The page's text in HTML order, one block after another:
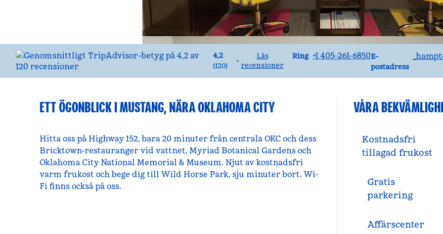
4,2
(120)
•
Läs
recensioner
Ring
Ring +1 405-261-6850E-
postadress
E-postOKCMU
ETT ÖGONBLICK I MUSTANG, NÄRA OKLAHOMA CITY
Hitta oss på Highway 152, bara 20 minuter från centrala OKC och dess
Bricktown-restauranger vid vattnet, Myriad Botanical Gardens och
Oklahoma City National Memorial & Museum. Njut av kostnadsfri
varm frukost och bege dig till Wild Horse Park, sju minuter bort. Wi-
Fi finns också på oss.
VÅRA
Kostnadsfri
tillagad frukost
Gratis
parkering
Affärscenter